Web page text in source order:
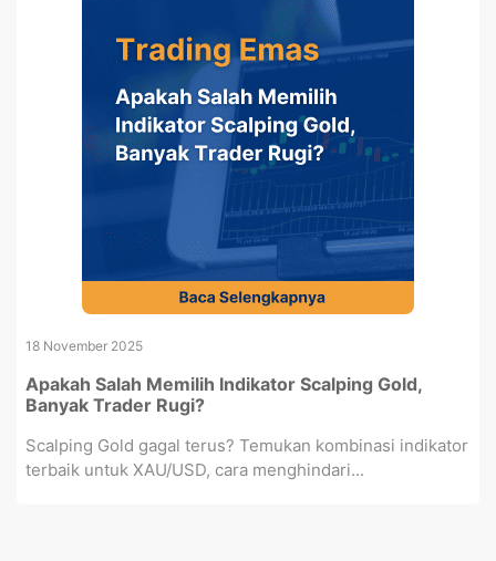
18 November 2025
Apakah Salah Memilih Indikator Scalping Gold,
Banyak Trader Rugi?
Scalping Gold gagal terus? Temukan kombinasi indikator
terbaik untuk XAU/USD, cara menghindari...